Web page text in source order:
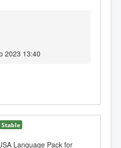
2023 13:40
Stable
Language Pack for